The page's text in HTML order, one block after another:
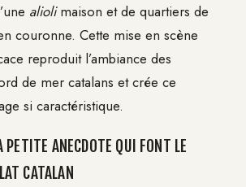
aliolimaison et de quartiers de
couronne. Cette mise en scène
reproduit l’ambiance des
de mer catalans et crée ce
si caractéristique.
PETITE ANECDOTE QUI FONT LE
CATALAN